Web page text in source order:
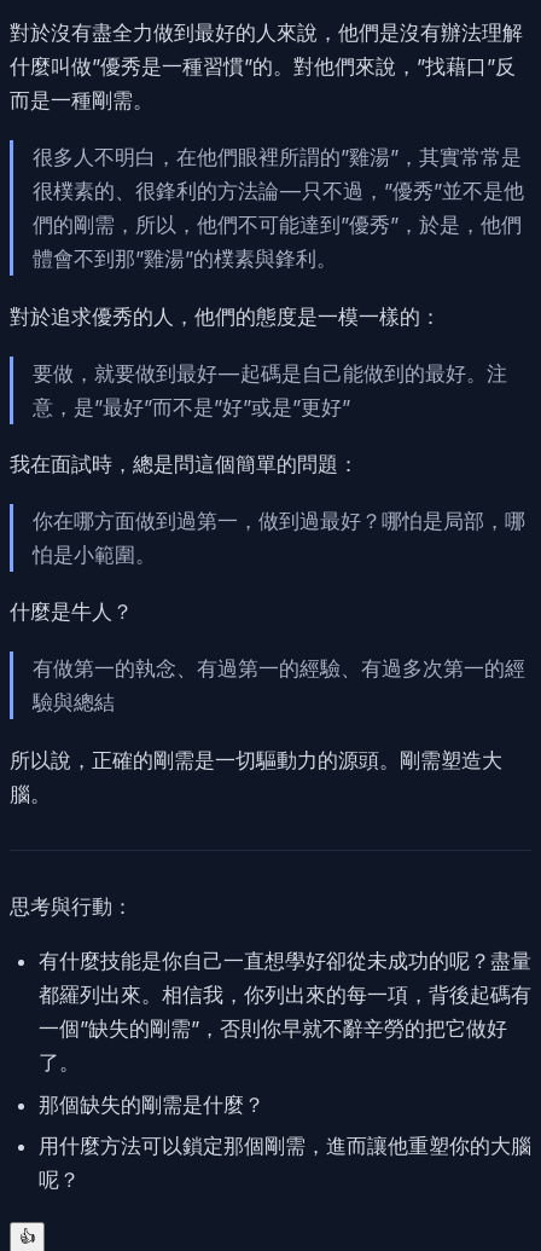
對於沒有盡全力做到最好的人來說，他們是沒有辦法理解
什麼叫做”優秀是一種習慣”的。對他們來說，”找藉口”反
而是一種剛需。
很多人不明白，在他們眼裡所謂的”雞湯”，其實常常是
很樸素的、很鋒利的方法論 — 只不過，”優秀”並不是他
們的剛需，所以，他們不可能達到”優秀”，於是，他們
體會不到那”雞湯”的樸素與鋒利。
對於追求優秀的人，他們的態度是一模一樣的：
要做，就要做到最好 — 起碼是自己能做到的最好。注
意，是”最好”而不是”好”或是”更好”
我在面試時，總是問這個簡單的問題：
你在哪方面做到過第一，做到過最好？哪怕是局部，哪
怕是小範圍。
什麼是牛人？
有做第一的執念、有過第一的經驗、有過多次第一的經
驗與總結
所以說，正確的剛需是一切驅動力的源頭。剛需塑造大
腦。
思考與行動：
有什麼技能是你自己一直想學好卻從未成功的呢？盡量
都羅列出來。相信我，你列出來的每一項，背後起碼有
一個”缺失的剛需”，否則你早就不辭辛勞的把它做好
了。
那個缺失的剛需是什麼？
用什麼方法可以鎖定那個剛需，進而讓他重塑你的大腦
呢？
👍